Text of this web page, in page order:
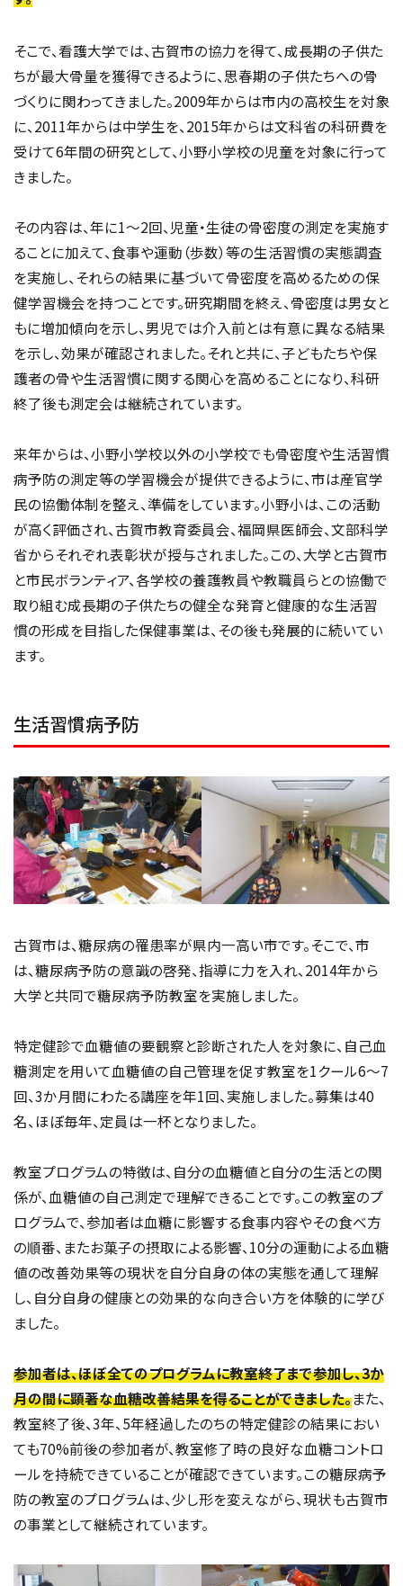
そこで、看護大学では、古賀市の協力を得て、成長期の子供た
ちが最大骨量を獲得できるように、思春期の子供たちへの骨
づくりに関わってきました。2009年からは市内の高校生を対象
に、2011年からは中学生を、2015年からは文科省の科研費を
受けて6年間の研究として、小野小学校の児童を対象に行って
きました。
その内容は、年に1～2回、児童・生徒の骨密度の測定を実施す
ることに加えて、食事や運動（歩数）等の生活習慣の実態調査
を実施し、それらの結果に基づいて骨密度を高めるための保
健学習機会を持つことです。研究期間を終え、骨密度は男女と
もに増加傾向を示し、男児では介入前とは有意に異なる結果
を示し、効果が確認されました。それと共に、子どもたちや保
護者の骨や生活習慣に関する関心を高めることになり、科研
終了後も測定会は継続されています。
来年からは、小野小学校以外の小学校でも骨密度や生活習慣
病予防の測定等の学習機会が提供できるように、市は産官学
民の協働体制を整え、準備をしています。小野小は、この活動
が高く評価され、古賀市教育委員会、福岡県医師会、文部科学
省からそれぞれ表彰状が授与されました。この、大学と古賀市
と市民ボランティア、各学校の養護教員や教職員らとの協働で
取り組む成長期の子供たちの健全な発育と健康的な生活習
慣の形成を目指した保健事業は、その後も発展的に続いてい
ます。
生活習慣病予防
古賀市は、糖尿病の罹患率が県内一高い市です。そこで、市
は、糖尿病予防の意識の啓発、指導に力を入れ、2014年から
大学と共同で糖尿病予防教室を実施しました。
特定健診で血糖値の要観察と診断された人を対象に、自己血
糖測定を用いて血糖値の自己管理を促す教室を1クール6～7
回、3か月間にわたる講座を年1回、実施しました。募集は40
名、ほぼ毎年、定員は一杯となりました。
教室プログラムの特徴は、自分の血糖値と自分の生活との関
係が、血糖値の自己測定で理解できることです。この教室のプ
ログラムで、参加者は血糖に影響する食事内容やその食べ方
の順番、またお菓子の摂取による影響、10分の運動による血糖
値の改善効果等の現状を自分自身の体の実態を通して理解
し、自分自身の健康との効果的な向き合い方を体験的に学び
ました。
参加者は、ほぼ全てのプログラムに教室終了まで参加し、3か
月の間に顕著な血糖改善結果を得ることができました。また、
教室終了後、3年、5年経過したのちの特定健診の結果におい
ても70%前後の参加者が、教室修了時の良好な血糖コントロ
ールを持続できていることが確認できています。この糖尿病予
防の教室のプログラムは、少し形を変えながら、現状も古賀市
の事業として継続されています。